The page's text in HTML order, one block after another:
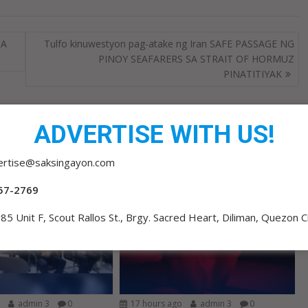
Tulfo kinuwestyon pag-atake ng Iran SAFE PASSAGE NG
PINOY SEAFARERS SA STRAIT OF HORMUZ
PINATITIYAK
admin 3 0 17 hours ago admin 3 0
ADVERTISE WITH US!
2769
Unit F, Scout Rallos St., Brgy. Sacred Heart, Diliman, Quezon